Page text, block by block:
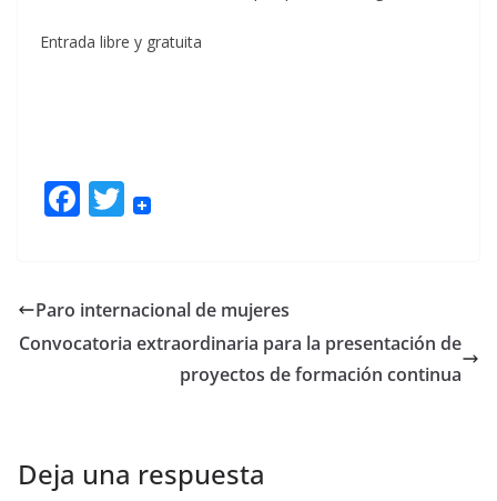
Entrada libre y gratuita
F
b
o
T
er
Paro internacional de mujeres
Convocatoria extraordinaria para la presentación de
proyectos de formación continua
Deja una respuesta